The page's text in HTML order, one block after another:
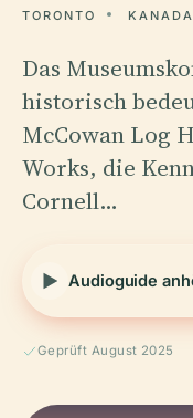
TORONTO KANADA
Das
historisch
McCowan Log
Works, die
Cornell…
Audioguide
Geprüft August 2025